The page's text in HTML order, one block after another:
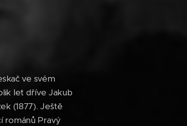
ve svém
let dříve Jakub
(1877). Ještě
románů Pravý